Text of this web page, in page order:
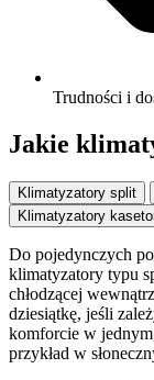
Trudności i
Jakie
Klimatyzatory split
Klimatyzatory
Do pojedynczych
klimatyzatory typu
chłodzącej
dziesiątkę, jeśli
komforcie w
przykład w